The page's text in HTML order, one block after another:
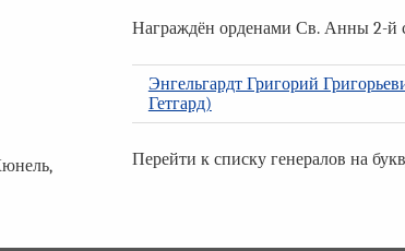
Награждён орденами Св. Анны 2-й
Энгельгардт Григорий
Гетгард)
Перейти к списку генералов на